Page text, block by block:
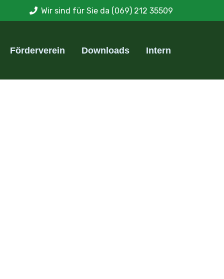
Wir sind für Sie da (069) 212 35509
Förderverein Downloads Intern